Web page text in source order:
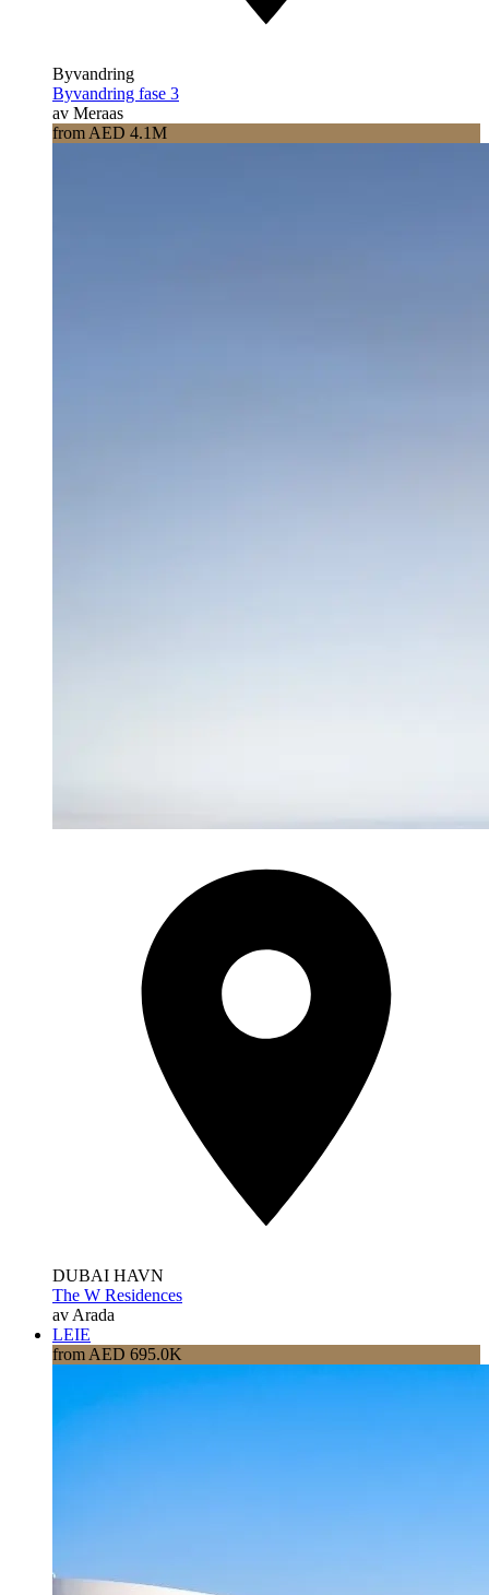
Byvandring
Byvandring fase 3
av Meraas
from AED 4.1M
DUBAI HAVN
The W Residences
av Arada
LEIE
from AED 695.0K